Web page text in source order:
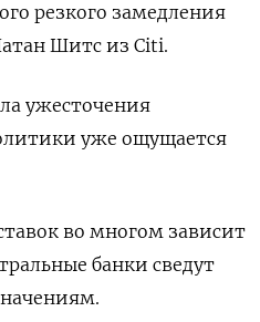
резкого замедления
Шитс из Citi.
ужесточения
уже ощущается
во многом зависит
банки сведут